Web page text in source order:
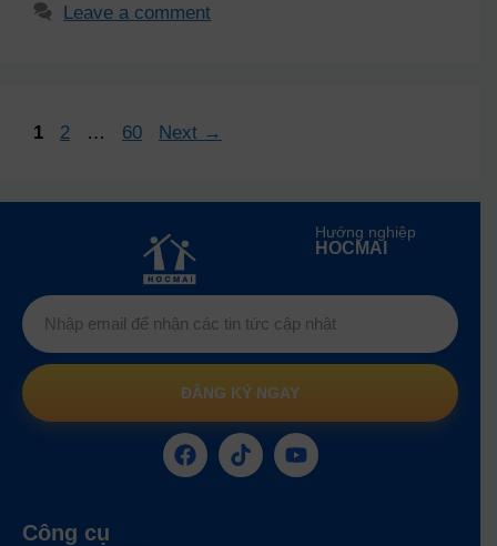
Leave a comment
1 2 … 60 Next →
Hướng nghiệp
HOCMAI
ĐĂNG KÝ NGAY
Công cụ